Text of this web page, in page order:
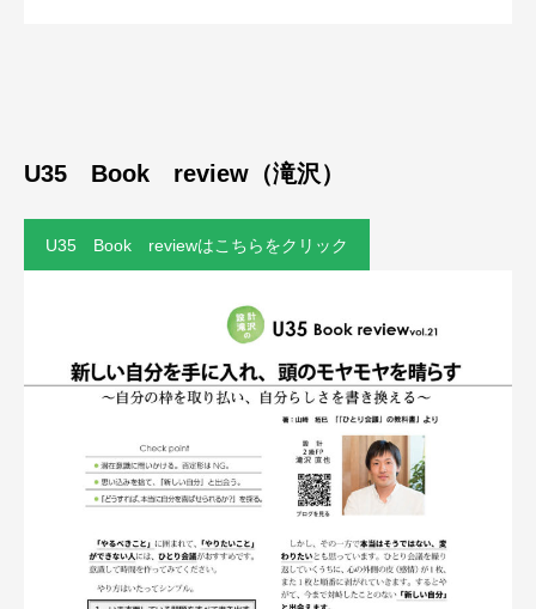
U35 Book review（滝沢）
U35 Book reviewはこちらをクリック